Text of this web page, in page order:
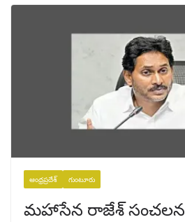
ఆంధ్రప్రదేశ్ గుంటూరు
మహాసేన రాజేశ్‌